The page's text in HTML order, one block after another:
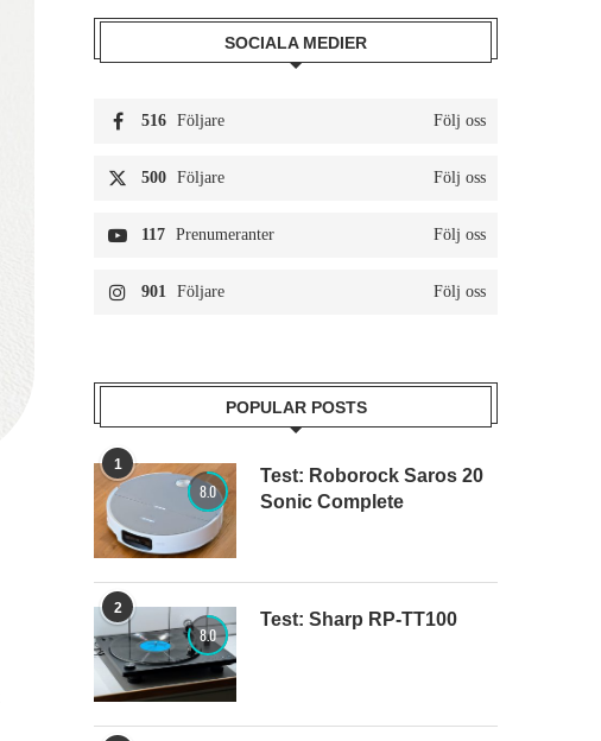
SOCIALA MEDIER
516 Följare Följ oss
500 Följare Följ oss
117 Prenumeranter Följ oss
901 Följare Följ oss
POPULAR POSTS
1
8.0
Test: Roborock Saros 20
Sonic Complete
2
8.0
Test: Sharp RP-TT100